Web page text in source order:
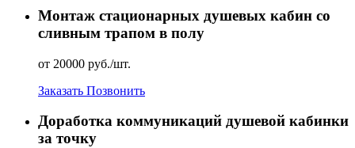
Монтаж стационарных душевых кабин со
сливным трапом в полу
от 20000 руб./шт.
Заказать Позвонить
Доработка коммуникаций душевой кабинки
за точку